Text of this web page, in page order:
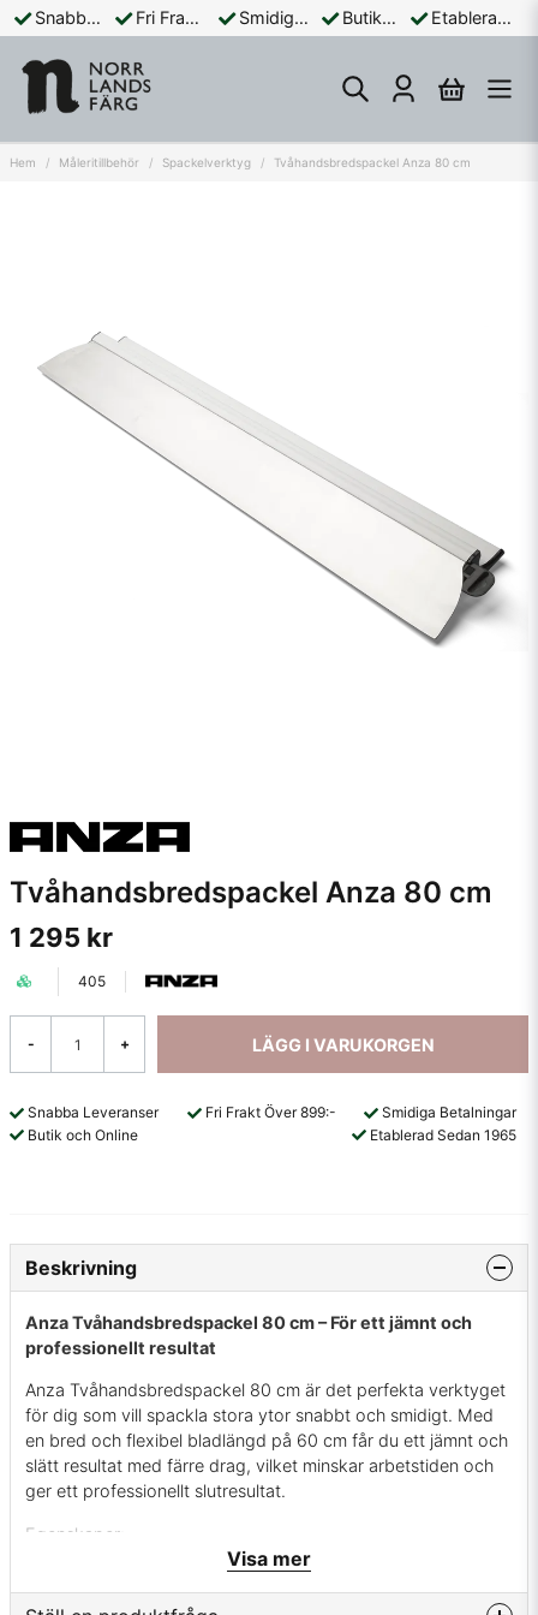
Snabba Leveranser Fri Frakt Över 899:- Smidiga Betalningar Butik och Online Etablerad Sedan 1965
Hem Måleritillbehör Spackelverktyg Tvåhandsbredspackel Anza 80 cm
Tvåhandsbredspackel Anza 80 cm
1 295 kr
405
- + LÄGG I VARUKORGEN
Snabba Leveranser Fri Frakt Över 899:-
Smidiga Betalningar
Butik och Online
Etablerad Sedan 1965
Beskrivning
Anza Tvåhandsbredspackel 80 cm – För ett jämnt och
professionellt resultat
Anza Tvåhandsbredspackel 80 cm är det perfekta verktyget
för dig som vill spackla stora ytor snabbt och smidigt. Med
en bred och flexibel bladlängd på 60 cm får du ett jämnt och
slätt resultat med färre drag, vilket minskar arbetstiden och
ger ett professionellt slutresultat.
Egenskaper:
✔ Brett blad – Perfekt för stora ytor och effektiv utjämning
Visa mer